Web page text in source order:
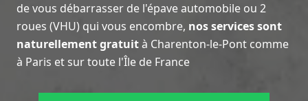
de vous débarrasser de l'épave automobile ou 2
roues (VHU) qui vous encombre, nos services sont
naturellement gratuità Charenton-le-Pont comme
à Paris et sur toute l'Île de France